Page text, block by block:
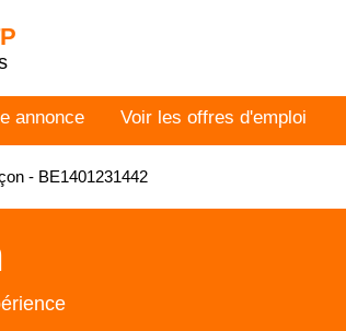
annonce Voir les offres d'emploi
- BE1401231442